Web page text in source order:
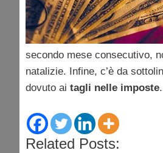
secondo mese consecutivo,
natalizie. Infine, c’è da
dovuto ai tagli nelle imposte.
Related Posts: